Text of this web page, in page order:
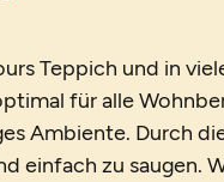
Teppich und in
für alle
Ambiente. Durch
einfach zu saugen.